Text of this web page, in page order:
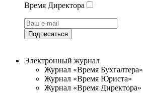
Время Директора
Подписаться
Электронный журнал
Журнал «Время Бухгалтера»
Журнал «Время Юриста»
Журнал «Время Директора»